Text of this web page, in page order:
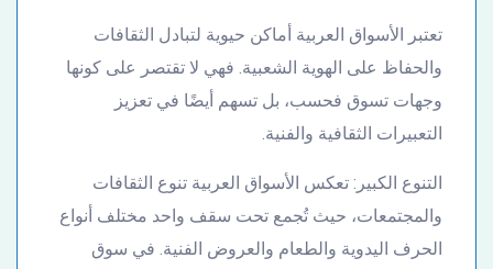
تعتبر الأسواق العربية أماكن حيوية لتبادل الثقافات
والحفاظ على الهوية الشعبية. فهي لا تقتصر على كونها
وجهات تسوق فحسب، بل تسهم أيضًا في تعزيز
التعبيرات الثقافية والفنية.
التنوع الكبير: تعكس الأسواق العربية تنوع الثقافات
والمجتمعات، حيث تُجمع تحت سقف واحد مختلف أنواع
الحرف اليدوية والطعام والعروض الفنية. في سوق